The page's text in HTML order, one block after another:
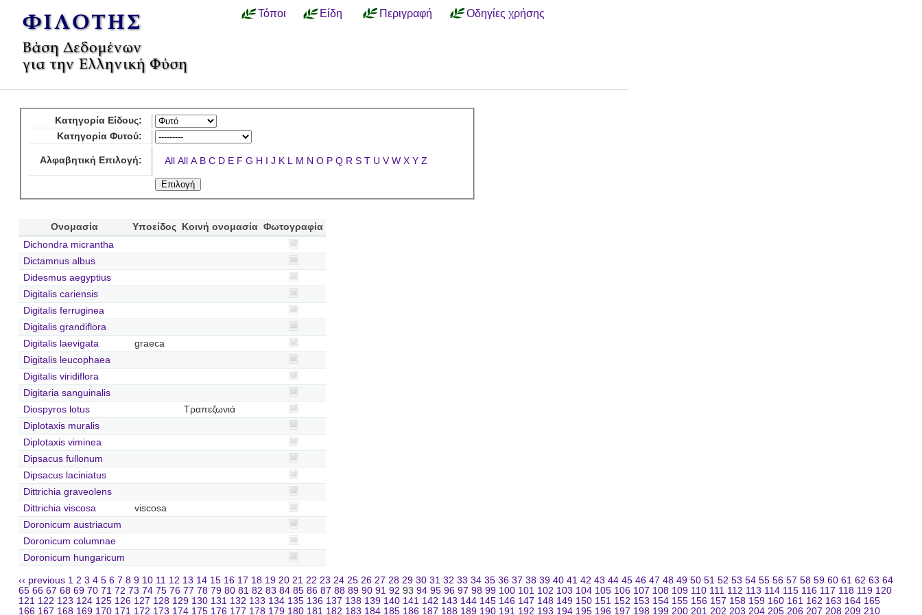
Τόποι Είδη Περιγραφή Οδηγίες χρήσης
Κατηγορία Είδους:
Κατηγορία Φυτού:
Αλφαβητική Επιλογή: All All A B C D E F G H I J K L M N O P Q R S T U V W X Y Z
Ονομασία Υποείδος Κοινή ονομασία Φωτογραφία
Dichondra micrantha
Dictamnus albus
Didesmus aegyptius
Digitalis cariensis
Digitalis ferruginea
Digitalis grandiflora
Digitalis laevigata
graeca
Digitalis leucophaea
Digitalis viridiflora
Digitaria sanguinalis
Diospyros lotus
Τραπεζωνιά
Diplotaxis muralis
Diplotaxis viminea
Dipsacus fullonum
Dipsacus laciniatus
Dittrichia graveolens
Dittrichia viscosa
viscosa
Doronicum austriacum
Doronicum columnae
Doronicum hungaricum
‹‹ previous 1 2 3 4 5 6 7 8 9 10 11 12 13 14 15 16 17 18 19 20 21 22 23 24 25 26 27 28 29 30 31 32 33 34 35 36 37 38 39 40 41 42 43 44 45 46 47 48 49 50 51 52 53 54 55 56 57 58 59 60 61 62 63 64
65 66 67 68 69 70 71 72 73 74 75 76 77 78 79 80 81 82 83 84 85 86 87 88 89 90 91 92 93 94 95 96 97 98 99 100 101 102 103 104 105 106 107 108 109 110 111 112 113 114 115 116 117 118 119 120
121 122 123 124 125 126 127 128 129 130 131 132 133 134 135 136 137 138 139 140 141 142 143 144 145 146 147 148 149 150 151 152 153 154 155 156 157 158 159 160 161 162 163 164 165
166 167 168 169 170 171 172 173 174 175 176 177 178 179 180 181 182 183 184 185 186 187 188 189 190 191 192 193 194 195 196 197 198 199 200 201 202 203 204 205 206 207 208 209 210